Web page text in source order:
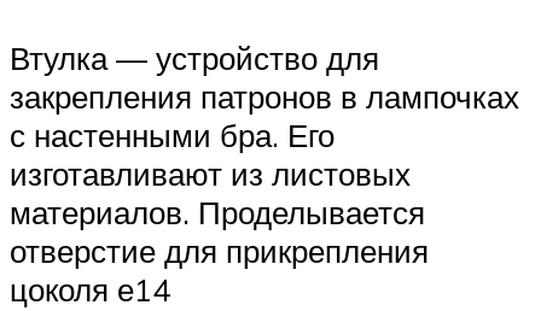
Втулка — устройство для
закрепления патронов в лампочках
с настенными бра. Его
изготавливают из листовых
материалов. Проделывается
отверстие для прикрепления
цоколя е14